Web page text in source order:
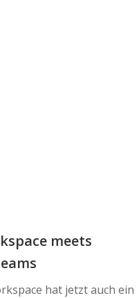
meets
hat jetzt auch ein